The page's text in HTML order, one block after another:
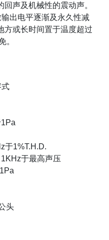
声及机械性的震动声。
出电平逐渐及永久性减
方或长时间置于温度超过
。
式
于1%T.H.D.
于最高声压
头